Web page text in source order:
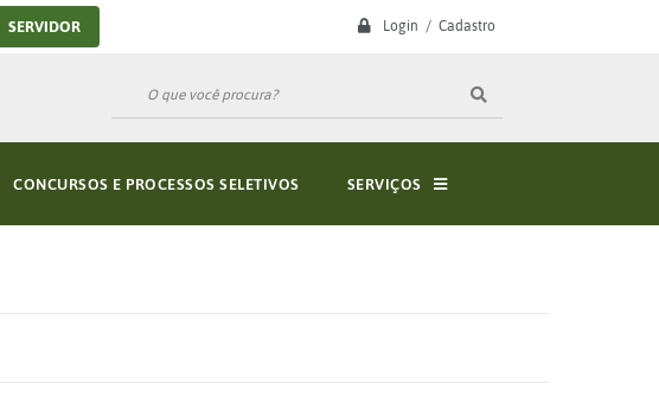
Login / Cadastro
SERVIDOR
CONCURSOS E PROCESSOS SELETIVOS SERVIÇOS